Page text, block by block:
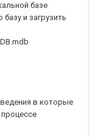
базе
и загрузить
в которые